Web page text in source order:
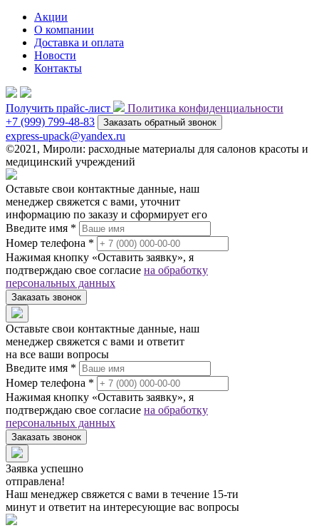
Акции
О компании
Доставка и оплата
Новости
Контакты
Получить прайс-лист
Политика конфиденциальности
+7 (999) 799-48-83
Заказать обратный звонок
express-upack@yandex.ru
©2021, Мироли: расходные материалы для салонов красоты и
медицинский учреждений
Оставьте свои контактные данные, наш
менеджер свяжется с вами, уточнит
информацию по заказу и сформирует его
Введите имя *
Номер телефона *
Нажимая кнопку «Оставить заявку», я
подтверждаю свое согласие на обработку
персональных данных
Заказать звонок
Оставьте свои контактные данные, наш
менеджер свяжется с вами и ответит
на все ваши вопросы
Введите имя *
Номер телефона *
Нажимая кнопку «Оставить заявку», я
подтверждаю свое согласие на обработку
персональных данных
Заказать звонок
Заявка успешно
отправлена!
Наш менеджер свяжется с вами в течение 15-ти
минут и ответит на интересующие вас вопросы